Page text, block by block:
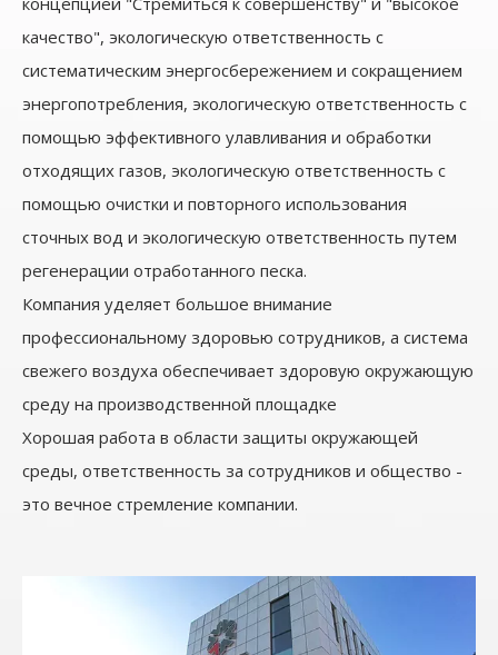
качество", экологическую ответственность с
систематическим энергосбережением и сокращением
энергопотребления, экологическую ответственность с
помощью эффективного улавливания и обработки
отходящих газов, экологическую ответственность с
помощью очистки и повторного использования
сточных вод и экологическую ответственность путем
регенерации отработанного песка.
Компания уделяет большое внимание
профессиональному здоровью сотрудников, а система
свежего воздуха обеспечивает здоровую окружающую
среду на производственной площадке
Хорошая работа в области защиты окружающей
среды, ответственность за сотрудников и общество -
это вечное стремление компании.